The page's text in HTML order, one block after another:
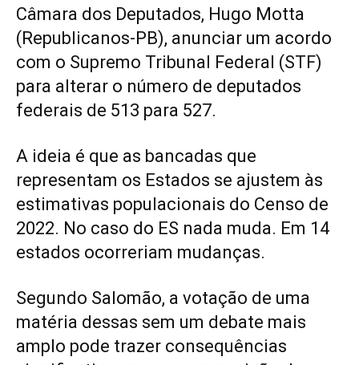
Câmara dos Deputados, Hugo Motta
(Republicanos-PB), anunciar um acordo
com o Supremo Tribunal Federal (STF)
para alterar o número de deputados
federais de 513 para 527.
A ideia é que as bancadas que
representam os Estados se ajustem às
estimativas populacionais do Censo de
2022. No caso do ES nada muda. Em 14
estados ocorreriam mudanças.
Segundo Salomão, a votação de uma
matéria dessas sem um debate mais
amplo pode trazer consequências